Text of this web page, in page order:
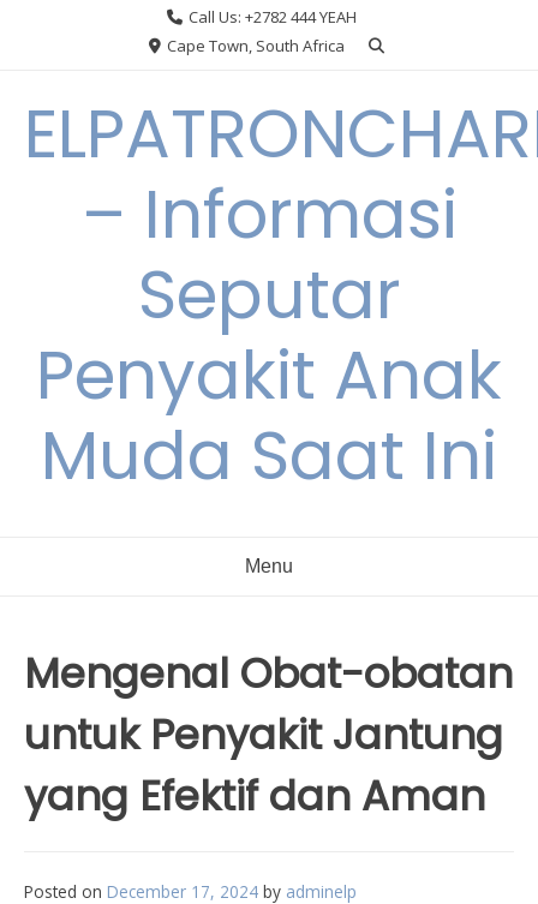
Call Us: +2782 444 YEAH
Cape Town, South Africa
– Informasi
Seputar
Penyakit Anak
Muda Saat Ini
Menu
Mengenal Obat-obatan
untuk Penyakit Jantung
yang Efektif dan Aman
Posted on December 17, 2024 by adminelp